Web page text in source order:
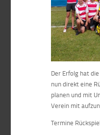
Der Erfolg hat
nun direkt eine
planen und mit
Verein mit
Termine